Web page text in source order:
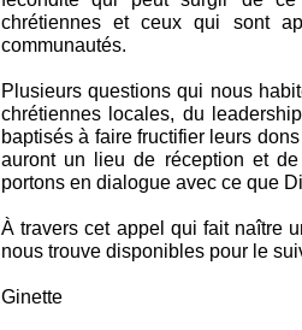
chrétiennes et ceux qui sont
communautés.
Plusieurs questions qui nous
chrétiennes locales, du
baptisés à faire fructifier leurs
auront un lieu de réception et
portons en dialogue avec ce que
À travers cet appel qui fait naître
nous trouve disponibles pour le
Ginette